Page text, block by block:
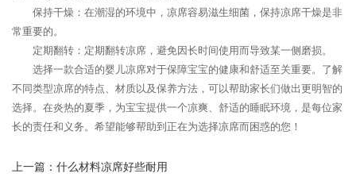
保持干燥：在潮湿的环境中，凉席容易滋生细菌，保持凉席干燥是非
常重要的。
定期翻转：定期翻转凉席，避免因长时间使用而导致某一侧磨损。
选择一款合适的婴儿凉席对于保障宝宝的健康和舒适至关重要。了解
不同类型凉席的特点、材质以及保养方法，可以帮助家长们做出更明智的
选择。在炎热的夏季，为宝宝提供一个凉爽、舒适的睡眠环境，是每位家
长的责任和义务。希望能够帮助到正在为选择凉席而困惑的您！
上一篇： 什么材料凉席好些耐用